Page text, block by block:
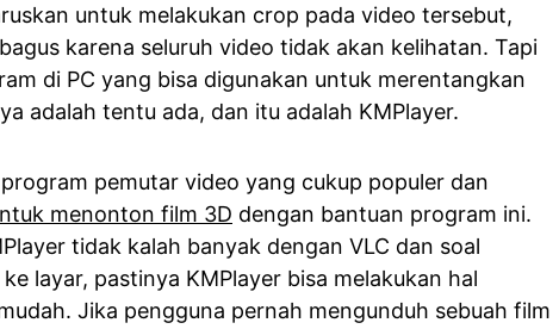
untuk melakukan crop pada video tersebut,
karena seluruh video tidak akan kelihatan. Tapi
di PC yang bisa digunakan untuk merentangkan
adalah tentu ada, dan itu adalah KMPlayer.
pemutar video yang cukup populer dan
menonton film 3D dengan bantuan program ini.
tidak kalah banyak dengan VLC dan soal
layar, pastinya KMPlayer bisa melakukan hal
Jika pengguna pernah mengunduh sebuah film